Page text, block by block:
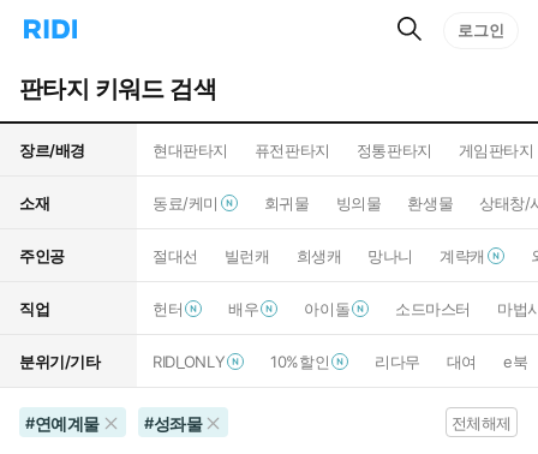
리
으
로
이
동
턴
트
검
색
검
로그인
판타지 키워드 검색
장르/배경 현대판타지 퓨전판타지 정통판타지 게임판타지
소재 동료/케미 회귀물 빙의물 환생물 상태창/
주인공 절대선 빌런캐 희생캐 망나니 계략캐
직업 헌터 배우 아이돌 소드마스터 마법
분위기/기타 RIDI_ONLY 10%할인 리다무 대여 e북
#연예계물 #성좌물 전체해제